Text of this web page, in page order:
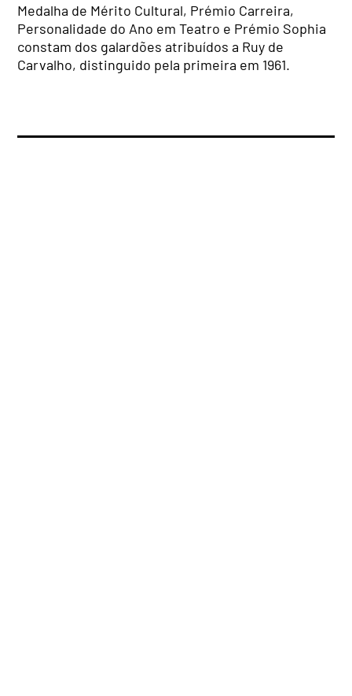
Medalha de Mérito Cultural, Prémio Carreira,
Personalidade do Ano em Teatro e Prémio Sophia
constam dos galardões atribuídos a Ruy de
Carvalho, distinguido pela primeira em 1961.